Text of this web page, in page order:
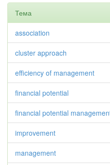
Тема
association
cluster approach
efficiency of management
financial potential
financial potential
improvement
management